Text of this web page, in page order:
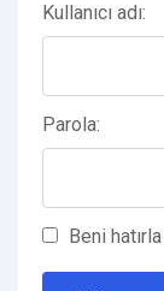
Kullanıcı adı:
Parola:
Beni hatırla